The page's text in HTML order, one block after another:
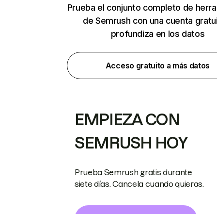
Prueba el conjunto completo de
de Semrush con una cuenta
profundiza en los datos
Acceso gratuito a más datos
EMPIEZA CON
SEMRUSH HOY
Prueba Semrush gratis durante
siete días. Cancela cuando quieras.